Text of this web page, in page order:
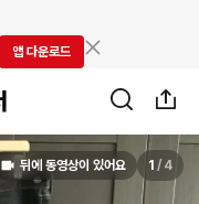
앱 다운로드
뒤에 동영상이 있어요 1 / 4